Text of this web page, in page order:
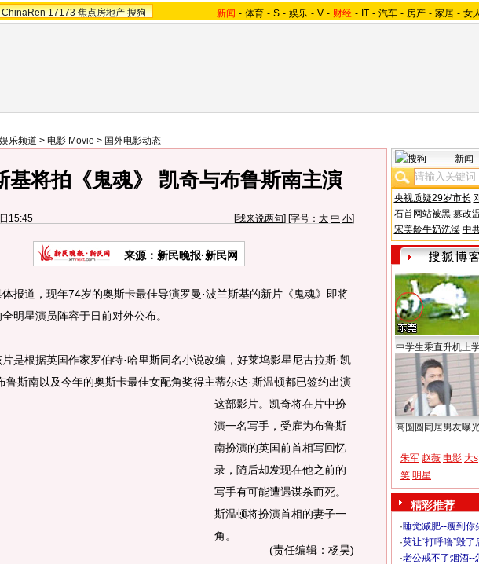
ChinaRen 17173 焦点房地产 搜狗 新闻 - 体育 - S - 娱乐 - V - 财经 - IT - 汽车 - 房产 - 家居 - 女
娱乐频道 > 电影 Movie > 国外电影动态
基将拍《鬼魂》 凯奇与布鲁斯南主演
15:45 [我来说两句] [字号： 大 中 小]
来源：新民晚报·新民网
道，现年74岁的奥斯卡最佳导演罗曼·波兰斯基的新片《鬼魂》即将
明星演员阵容于日前对外公布。
根据英国作家罗伯特·哈里斯同名小说改编，好莱坞影星尼古拉斯·凯
鲁斯南以及今年的奥斯卡最佳女配角奖得主蒂尔达·斯温顿都已签约出演
这部影片。 凯奇将在片中扮
演一名写手，受雇为布鲁斯
南扮演的英国前首相写回忆
录，随后却发现在他之前的
写手有可能遭遇谋杀而死。
斯温顿将扮演首相的妻子一
角。
(责任编辑：杨昊)
新闻
央视质疑29岁市长
石首网站被黑 篡改
宋美龄牛奶洗澡 中
中学生乘直升机上
高圆圆同居男友曝
朱军 赵薇 电影 大s
笑 明星
精彩推荐
·睡觉减肥--瘦到你
·莫让“打呼噜”毁了
·老公戒不了烟酒--